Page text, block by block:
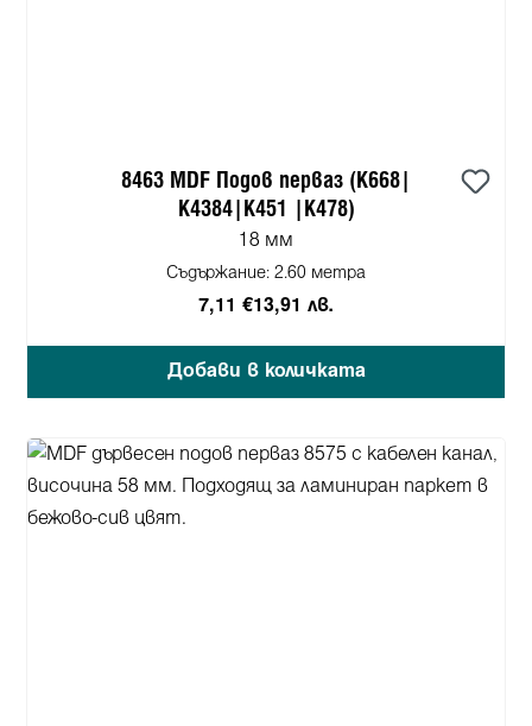
8463 MDF Подов перваз (K668|
K4384|K451 |K478)
18 мм
Съдържание: 2.60 метра
7,11 €13,91 лв.
Добави в количката